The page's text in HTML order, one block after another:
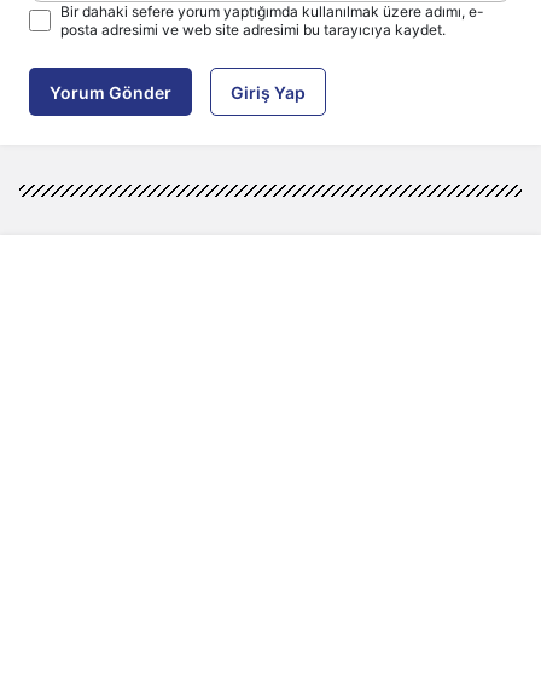
Bir dahaki sefere yorum yaptığımda kullanılmak üzere adımı, e-
posta adresimi ve web site adresimi bu tarayıcıya kaydet.
Yorum Gönder Giriş Yap